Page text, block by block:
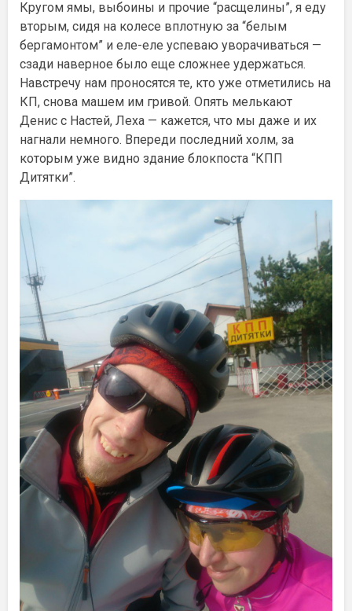
Кругом ямы, выбоины и прочие “расщелины”, я еду
вторым, сидя на колесе вплотную за “белым
бергамонтом” и еле-еле успеваю уворачиваться —
сзади наверное было еще сложнее удержаться.
Навстречу нам проносятся те, кто уже отметились на
КП, снова машем им гривой. Опять мелькают
Денис с Настей, Леха — кажется, что мы даже и их
нагнали немного. Впереди последний холм, за
которым уже видно здание блокпоста “КПП
Дитятки”.